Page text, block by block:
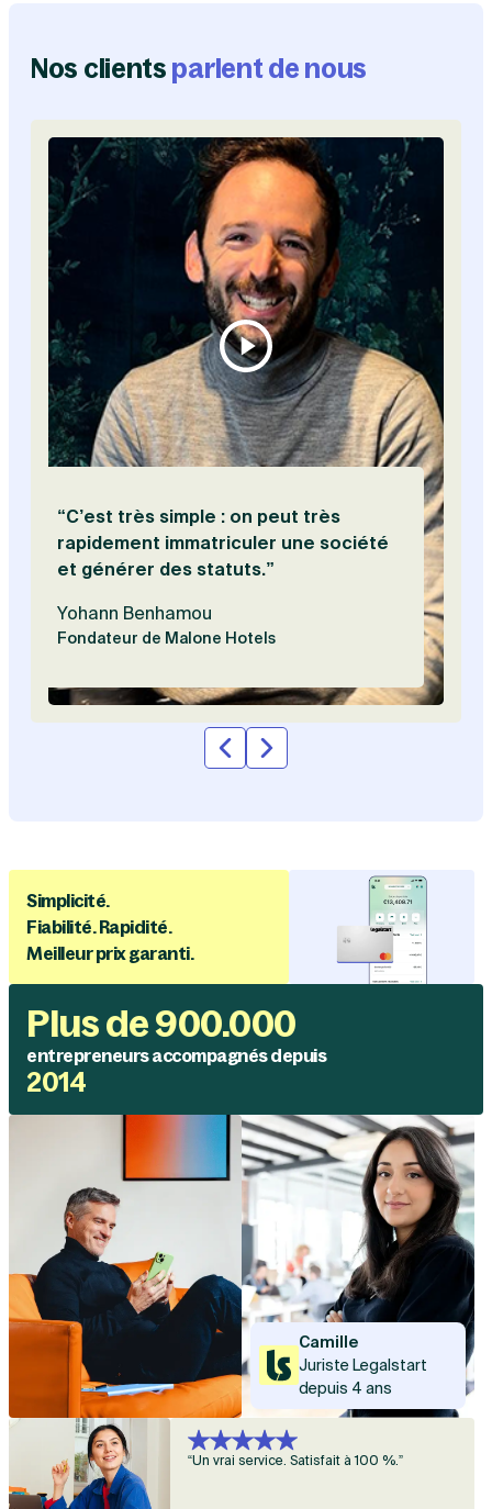
Nos clients parlent de nous
“C’est très simple : on peut très
rapidement immatriculer une société
et générer des statuts.”
Yohann Benhamou
Fondateur de Malone Hotels
Simplicité.
Fiabilité. Rapidité.
Meilleur prix garanti.
Plus de 900.000
entrepreneurs accompagnés depuis
2014
Camille
Juriste Legalstart
depuis 4 ans
“Un vrai service. Satisfait à 100 %.”